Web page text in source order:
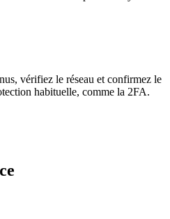
vérifiez le réseau et confirmez le
habituelle, comme la 2FA.